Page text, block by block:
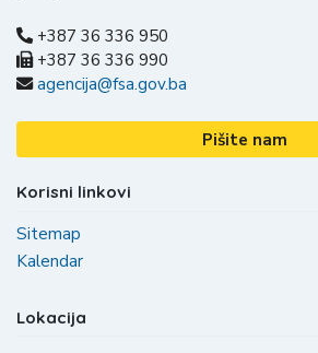
+387 36 336 950
+387 36 336 990
agencija@fsa.gov.ba
Pišite nam
Korisni linkovi
Sitemap
Kalendar
Lokacija